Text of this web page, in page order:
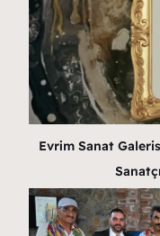
Evrim Sanat